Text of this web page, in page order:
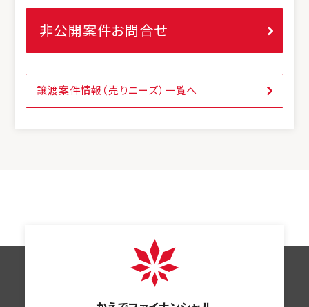
非公開案件お問合せ
譲渡案件情報（売りニーズ）一覧へ